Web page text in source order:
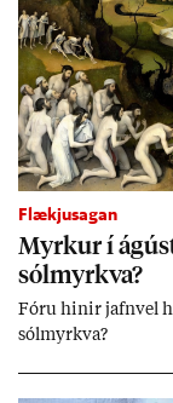
Flækjusagan
Myrk­ur í
sól­myrkva?
Fóru hinir jafn­vel
sól­myrkva?